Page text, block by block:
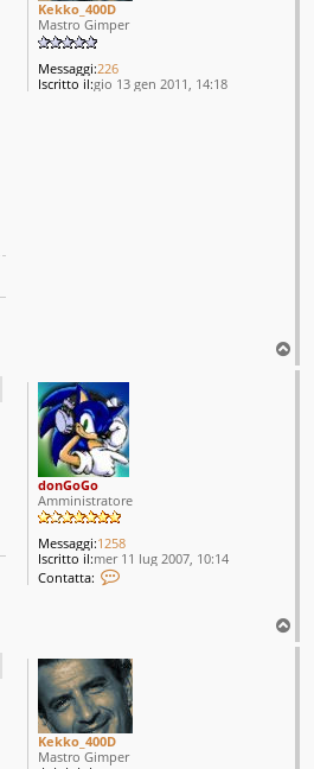
Kekko_400D
Mastro Gimper
Messaggi:226
Iscritto il:gio 13 gen 2011, 14:18
o
donGoGo
Amministratore
Messaggi:1258
Iscritto il:mer 11 lug 2007, 10:14
Contatta:
t
a
d
o
o
o
Kekko_400D
Mastro Gimper